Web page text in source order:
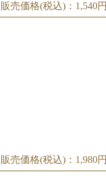
売価格(税込)： 1,540円
売価格(税込)： 1,980円